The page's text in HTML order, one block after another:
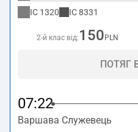
IC 1320 IC8331
2-й клас від: 150 PLN
ПОТЯГ
07:22
Варшава Служевець